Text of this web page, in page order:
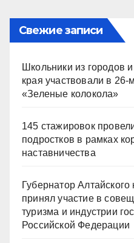
Свежие записи
Школьники из городов
края участвовали в 26-
«Зеленые колокола»
145 стажировок
подростков в рамках
наставничества
Губернатор
принял участие в
туризма и индустрии
Российской Федерации